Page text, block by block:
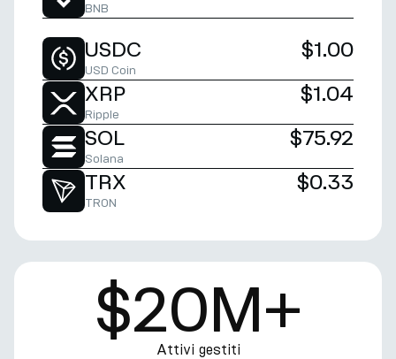
BNB
USDC
USD Coin
$1.00
XRP
Ripple
$1.04
SOL
Solana
$75.92
TRX
TRON
$0.33
$20M+
Attivi gestiti